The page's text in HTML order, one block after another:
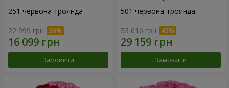
251 червона троянда
22 999 грн
Замовити
501 червона троянда
53 016 грн
Замовити